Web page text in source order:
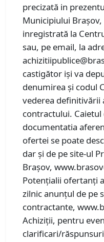
precizată in
Municipiului
inregistrată la
sau, pe email, la
castigător iși va
denumirea și codul
vederea definitivării
contractului. Caietul
documentatia
ofertei se poate
dar și de pe site-ul
Brașov,
Potențialii ofertanți
zilnic anunțul de pe
contractante,
Achiziții, pentru
clarificari/